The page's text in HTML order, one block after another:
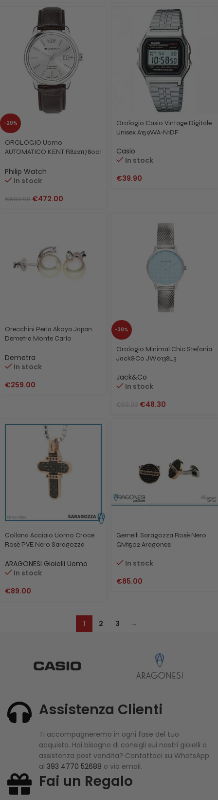
-20%
OROLOGIO Uomo
AUTOMATICO KENT R8221178001
Philip Watch
In stock
€590.00 €472.00
Orologio Casio Vintage Digitale
Unisex A159WA-N1DF
Casio
In stock
€39.90
Orecchini Perla Akoya Japan
Demetra Monte Carlo
Demetra
In stock
€259.00
-30%
Orologio Minimal Chic Stefania
Jack&Co JW0138L3
Jack&Co
In stock
€69.00 €48.30
Collana Acciaio Uomo Croce
Rosè PVE Nero Saragozza
ARAGONESI Gioielli Uomo
In stock
€89.00
Gemelli Saragozza Rosè Nero
GM1502 Aragonesi
In stock
€85.00
1 2 3 →
Assistenza Clienti
Ti accompagneremo in ogni fase del tuo
acquisto. Hai bisogno di consigli sui nostri gioielli o
assistenza post vendita? Contattaci su WhatsApp
al 393 4770 52688 o via email.
Fai un Regalo